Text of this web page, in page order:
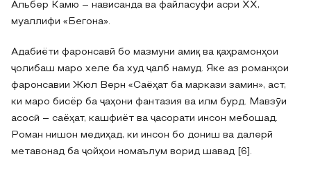
Альбер Камю – нависанда ва файласуфи асри XX,
муаллифи «Бегона».
Адабиёти фаронсавӣ бо мазмуни амиқ ва қаҳрамонҳои
ҷолибаш маро хеле ба худ ҷалб намуд. Яке аз романҳои
фаронсавии Жюл Верн «Саёҳат ба маркази замин», аст,
ки маро бисёр ба ҷаҳони фантазия ва илм бурд. Мавзӯи
асосӣ – саёҳат, кашфиёт ва ҷасорати инсон мебошад.
Роман нишон медиҳад, ки инсон бо дониш ва далерӣ
метавонад ба ҷойҳои номаълум ворид шавад [6].